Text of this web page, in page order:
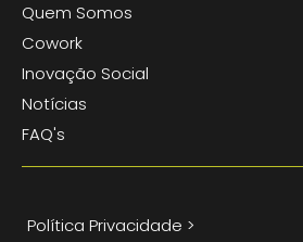
Quem Somos
Cowork
Inovação Social
Notícias
FAQ's
Política Privacidade >